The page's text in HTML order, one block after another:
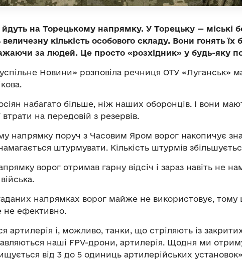
йдуть на Торецькому напрямку. У Торецьку — міські
кількість особового складу. Вони гонять їх
за людей. Це просто «розхідник» у будь-яку
Новини» розповіла речниця ОТУ «Луганськ»
набагато більше, ніж наших оборонців. І вони
на передовій з резервів.
напрямку поруч з Часовим Яром ворог накопичує
намагається штурмувати. Кількість штурмів
ворог отримав гарну відсіч і зараз навіть не
напрямках ворог майже не використовує, тому
не ефективно.
артилерія і, можливо, танки, що стріляють із
наші FPV-дрони, артилерія. Щодня ми
від 3 до 5 одиниць артилерійських